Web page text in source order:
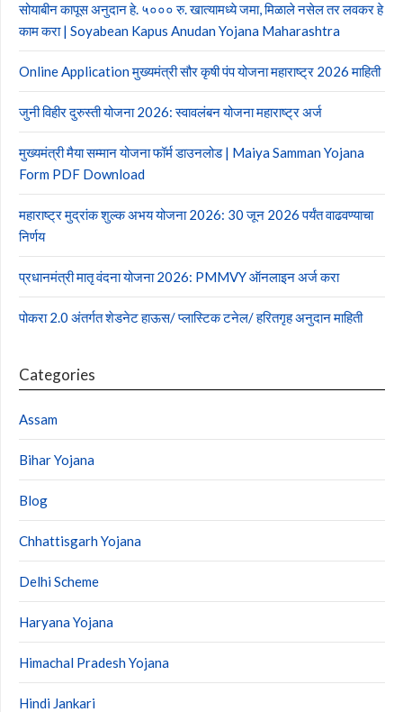
सोयाबीन कापूस अनुदान हे. ५००० रु. खात्यामध्ये जमा, मिळाले नसेल तर लवकर हे
काम करा | Soyabean Kapus Anudan Yojana Maharashtra
Online Application मुख्यमंत्री सौर कृषी पंप योजना महाराष्ट्र 2026 माहिती
जुनी विहीर दुरुस्ती योजना 2026: स्वावलंबन योजना महाराष्ट्र अर्ज
मुख्यमंत्री मैया सम्मान योजना फॉर्म डाउनलोड | Maiya Samman Yojana
Form PDF Download
महाराष्ट्र मुद्रांक शुल्क अभय योजना 2026: 30 जून 2026 पर्यंत वाढवण्याचा
निर्णय
प्रधानमंत्री मातृ वंदना योजना 2026: PMMVY ऑनलाइन अर्ज करा
पोकरा 2.0 अंतर्गत शेडनेट हाऊस/ प्लास्टिक टनेल/ हरितगृह अनुदान माहिती
Categories
Assam
Bihar Yojana
Blog
Chhattisgarh Yojana
Delhi Scheme
Haryana Yojana
Himachal Pradesh Yojana
Hindi Jankari